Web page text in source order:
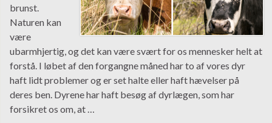
brunst.
Naturen kan
være
ubarmhjertig, og det kan være svært for os mennesker helt at
forstå. I løbet af den forgangne måned har to af vores dyr
haft lidt problemer og er set halte eller haft hævelser på
deres ben. Dyrene har haft besøg af dyrlægen, som har
forsikret os om, at …